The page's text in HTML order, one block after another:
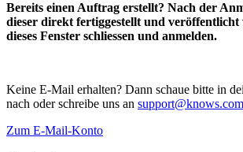
Bereits einen Auftrag erstellt? Nach der
dieser direkt fertiggestellt und
dieses Fenster schliessen und anmelden.
Keine E-Mail erhalten? Dann schaue bitte in
nach oder schreibe uns an support@knows.com
Zum E-Mail-Konto